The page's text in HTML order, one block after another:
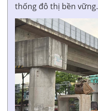
thống đô thị bền vững.